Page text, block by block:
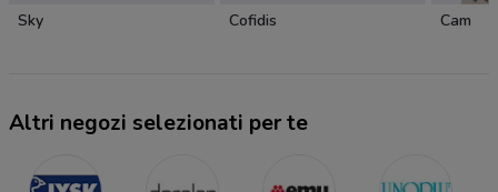
Sky Cofidis Cam
Altri negozi selezionati per te